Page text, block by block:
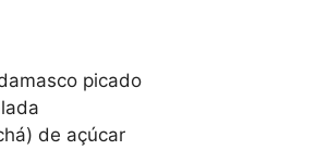
picado
de açúcar